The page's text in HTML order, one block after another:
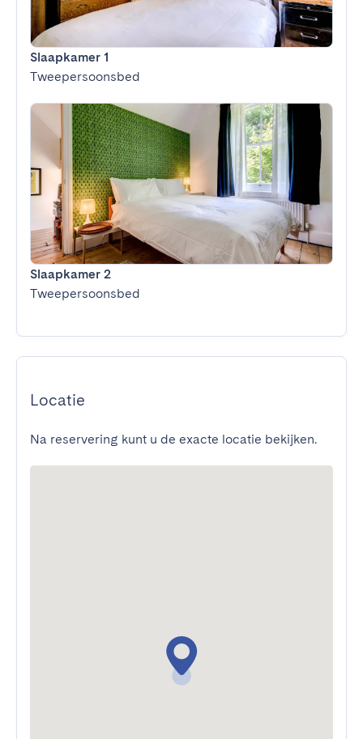
Slaapkamer 1
Tweepersoonsbed
Slaapkamer 2
Tweepersoonsbed
Locatie
Na reservering kunt u de exacte locatie bekijken.